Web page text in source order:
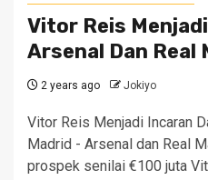
Vitor Reis
Arsenal Dan Real
2 years ago Jokiyo
Vitor Reis Menjadi Incaran
Madrid - Arsenal dan Real
prospek senilai €100 juta